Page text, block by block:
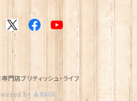
店ブリティッシュ・ライフ
by